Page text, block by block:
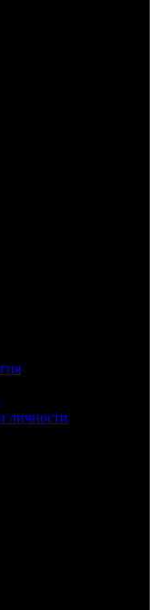
личности